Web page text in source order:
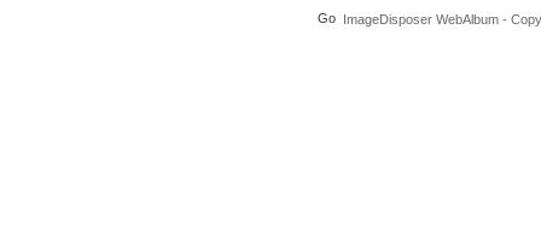
ImageDisposer WebAlbum -